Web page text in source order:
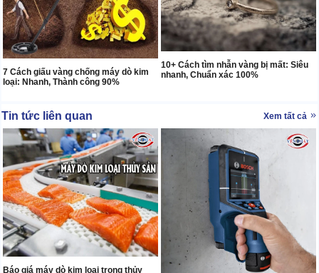
7 Cách giấu vàng chống máy dò kim
loại: Nhanh, Thành công 90%
10+ Cách tìm nhẫn vàng bị mất: Siêu
nhanh, Chuẩn xác 100%
Tin tức liên quan Xem tất cả
Báo giá máy dò kim loại trong thủy